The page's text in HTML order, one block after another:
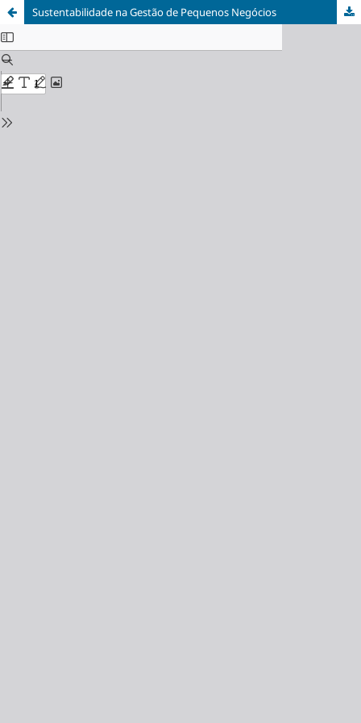
Sustentabilidade na Gestão de Pequenos Negócios